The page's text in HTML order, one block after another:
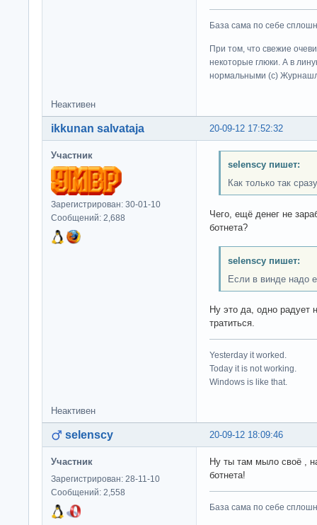
База сама по себе
При том, что свежие
некоторые глюки. А в
нормальными (c)
Неактивен
20-09-12 17:52:32
ikkunan salvataja
Участник
Зарегистрирован: 30-01-10
Сообщений: 2,688
selenscy пишет:
Как только так
Чего, ещё денег не
ботнета?
selenscy пишет:
Если в винде надо
Ну это да, одно радует
тратиться.
Yesterday it worked.
Today it is not working.
Windows is like that.
Неактивен
20-09-12 18:09:46
selenscy
Участник
Зарегистрирован: 28-11-10
Сообщений: 2,558
Ну ты там мыло своё ,
ботнета!
База сама по себе